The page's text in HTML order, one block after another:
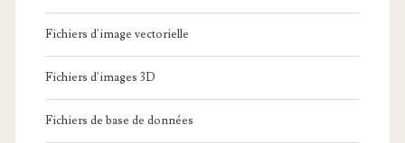
Fichiers d'image vectorielle
Fichiers d'images 3D
Fichiers de base de données